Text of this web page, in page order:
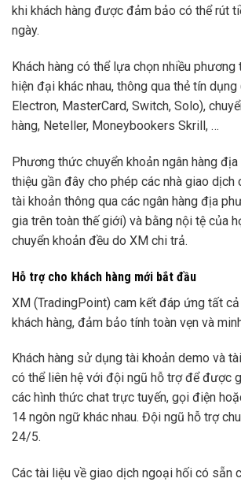
khi khách hàng được đảm bảo có thể rút
ngày.
Khách hàng có thể lựa chọn nhiều phương
hiện đại khác nhau, thông qua thẻ tín dụng
Electron, MasterCard, Switch, Solo),
hàng, Neteller, Moneybookers Skrill, …
Phương thức chuyển khoản ngân hàng
thiệu gần đây cho phép các nhà giao dịch
tài khoản thông qua các ngân hàng địa
gia trên toàn thế giới) và bằng nội tệ của
chuyển khoản đều do XM chi trả.
Hỗ trợ cho khách hàng mới bắt đầu
XM (TradingPoint) cam kết đáp ứng tất
khách hàng, đảm bảo tính toàn vẹn và
Khách hàng sử dụng tài khoản demo và
có thể liên hệ với đội ngũ hỗ trợ để được
các hình thức chat trực tuyến, gọi điện
14 ngôn ngữ khác nhau. Đội ngũ hỗ trợ
24/5.
Các tài liệu về giao dịch ngoại hối có sẵn